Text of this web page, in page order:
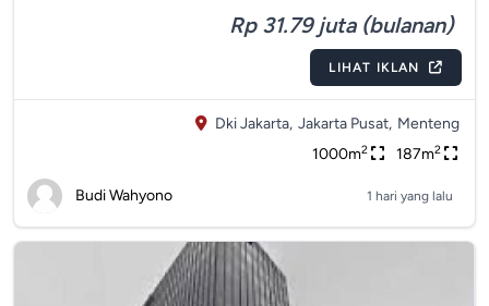
Rp 31.79 juta (bulanan)
LIHAT IKLAN
Dki Jakarta, Jakarta Pusat, Menteng
1000m2 187m2
Budi Wahyono 1 hari yang lalu